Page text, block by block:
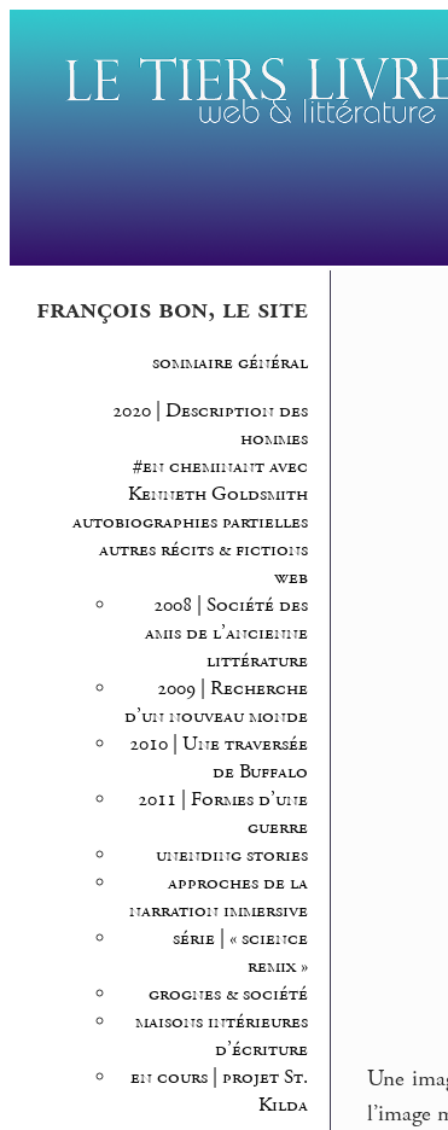
françois bon, le site
sommaire général
2020 | Description des
hommes
#en cheminant avec
Kenneth Goldsmith
autobiographies partielles
autres récits & fictions
web
2008 | Société des
amis de l’ancienne
littérature
2009 | Recherche
d’un nouveau monde
2010 | Une traversée
de Buffalo
2011 | Formes d’une
guerre
unending stories
approches de la
narration immersive
série | « science
remix »
grognes & société
maisons intérieures
d’écriture
en cours | projet St.
Kilda
Une
l’image